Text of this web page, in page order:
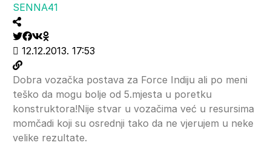
SENNA41
12.12.2013. 17:53
Dobra vozačka postava za Force Indiju ali po meni
teško da mogu bolje od 5.mjesta u poretku
konstruktora!Nije stvar u vozačima već u resursima
momčadi koji su osrednji tako da ne vjerujem u neke
velike rezultate.